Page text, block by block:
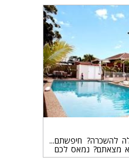
להשכרה? חיפשתם
מצאתם? נמאס לכם
פור יו תמצאו מגוון